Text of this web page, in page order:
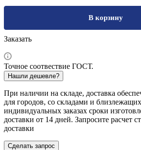
В корзину
Заказать
Точное соотвествие ГОСТ.
Нашли дешевле?
При наличии на складе, доставка
для городов, со складами и
индивидуальных заказах сроки
доставки от 14 дней. Запросите расчет
доставки
Сделать запрос